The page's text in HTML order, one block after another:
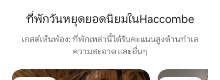
ที่พักวันหยุดยอดนิยมในHaccombe
เกสต์เห็นพ้อง: ที่พักเหล่านี้ได้รับคะแนนสูงด้านทำเล
ความสะอาด และอื่นๆ